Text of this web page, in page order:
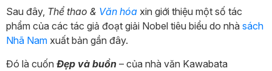
Sau đây, Thể thao & Văn hóa xin giới thiệu một số tác
phẩm của các tác giả đoạt giải Nobel tiêu biểu do nhà sách
Nhã Nam xuất bản gần đây.
Đó là cuốn Đẹp và buồn – của nhà văn Kawabata